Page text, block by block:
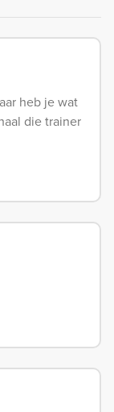
heb je wat
die trainer